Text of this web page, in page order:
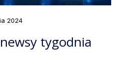
2024
tygodnia